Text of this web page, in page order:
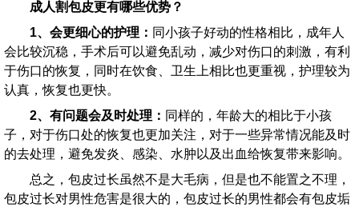
成人割包皮更有哪些优势？
1、会更细心的护理： 同小孩子好动的性格相比，成年人
会比较沉稳，手术后可以避免乱动，减少对伤口的刺激，有利
于伤口的恢复，同时在饮食、卫生上相比也更重视，护理较为
认真，恢复也更快。
2、有问题会及时处理： 同样的，年龄大的相比于小孩
子，对于伤口处的恢复也更加关注，对于一些异常情况能及时
的去处理，避免发炎、感染、水肿以及出血给恢复带来影响。
总之，包皮过长虽然不是大毛病，但是也不能置之不理，
包皮过长对男性危害是很大的，包皮过长的男性都会有包皮垢